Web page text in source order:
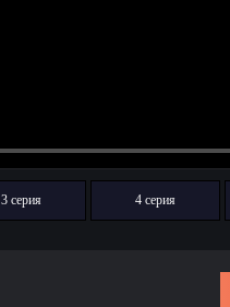
3 серия 4 серия